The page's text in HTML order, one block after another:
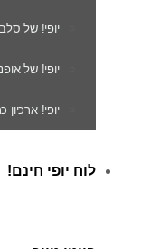
יופי! של
יופי! של
יופי! ארכיון
לוח יופי חינם!